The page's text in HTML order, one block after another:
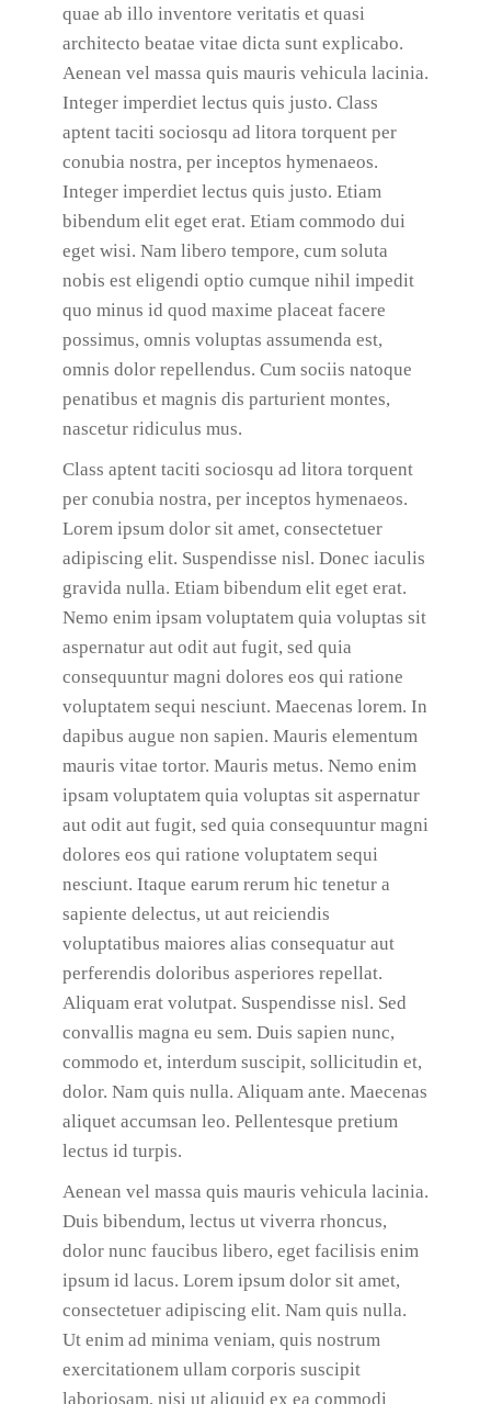
quae ab illo inventore veritatis et quasi
architecto beatae vitae dicta sunt explicabo.
Aenean vel massa quis mauris vehicula lacinia.
Integer imperdiet lectus quis justo. Class
aptent taciti sociosqu ad litora torquent per
conubia nostra, per inceptos hymenaeos.
Integer imperdiet lectus quis justo. Etiam
bibendum elit eget erat. Etiam commodo dui
eget wisi. Nam libero tempore, cum soluta
nobis est eligendi optio cumque nihil impedit
quo minus id quod maxime placeat facere
possimus, omnis voluptas assumenda est,
omnis dolor repellendus. Cum sociis natoque
penatibus et magnis dis parturient montes,
nascetur ridiculus mus.
Class aptent taciti sociosqu ad litora torquent
per conubia nostra, per inceptos hymenaeos.
Lorem ipsum dolor sit amet, consectetuer
adipiscing elit. Suspendisse nisl. Donec iaculis
gravida nulla. Etiam bibendum elit eget erat.
Nemo enim ipsam voluptatem quia voluptas sit
aspernatur aut odit aut fugit, sed quia
consequuntur magni dolores eos qui ratione
voluptatem sequi nesciunt. Maecenas lorem. In
dapibus augue non sapien. Mauris elementum
mauris vitae tortor. Mauris metus. Nemo enim
ipsam voluptatem quia voluptas sit aspernatur
aut odit aut fugit, sed quia consequuntur magni
dolores eos qui ratione voluptatem sequi
nesciunt. Itaque earum rerum hic tenetur a
sapiente delectus, ut aut reiciendis
voluptatibus maiores alias consequatur aut
perferendis doloribus asperiores repellat.
Aliquam erat volutpat. Suspendisse nisl. Sed
convallis magna eu sem. Duis sapien nunc,
commodo et, interdum suscipit, sollicitudin et,
dolor. Nam quis nulla. Aliquam ante. Maecenas
aliquet accumsan leo. Pellentesque pretium
lectus id turpis.
Aenean vel massa quis mauris vehicula lacinia.
Duis bibendum, lectus ut viverra rhoncus,
dolor nunc faucibus libero, eget facilisis enim
ipsum id lacus. Lorem ipsum dolor sit amet,
consectetuer adipiscing elit. Nam quis nulla.
Ut enim ad minima veniam, quis nostrum
exercitationem ullam corporis suscipit
laboriosam, nisi ut aliquid ex ea commodi